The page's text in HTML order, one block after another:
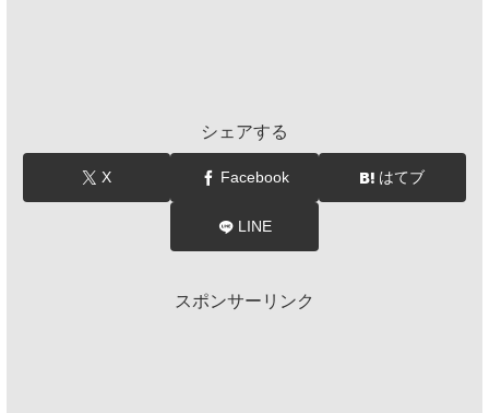
シェアする
X Facebook はてブ
LINE
スポンサーリンク